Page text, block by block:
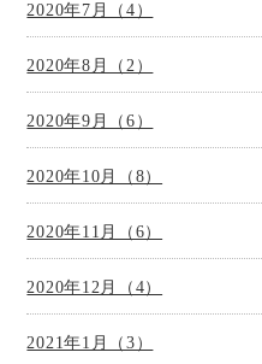
2020年7月（4）
2020年8月（2）
2020年9月（6）
2020年10月（8）
2020年11月（6）
2020年12月（4）
2021年1月（3）